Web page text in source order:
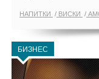
НАПИТКИ ВИСКИ
БИЗНЕС